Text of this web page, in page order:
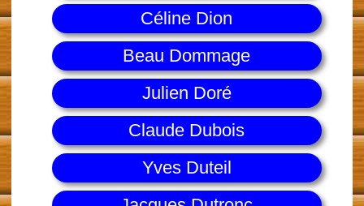
Céline Dion
Beau Dommage
Julien Doré
Claude Dubois
Yves Duteil